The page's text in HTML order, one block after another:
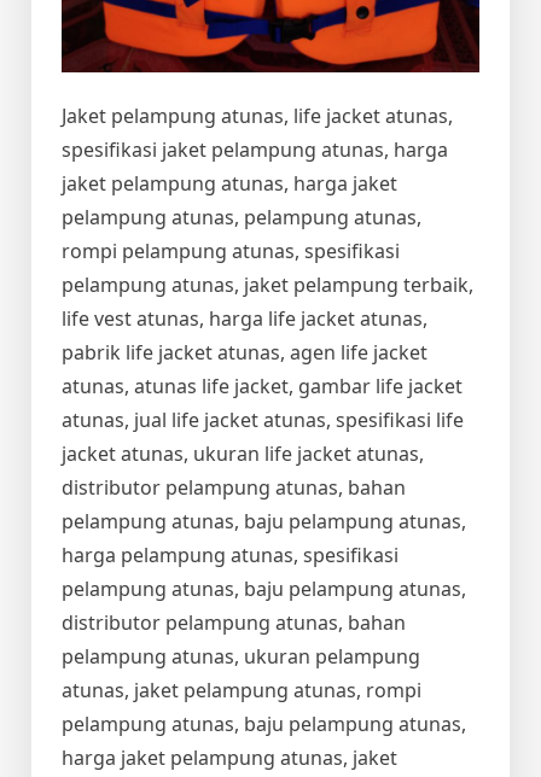
Jaket pelampung atunas, life jacket atunas,
spesifikasi jaket pelampung atunas, harga
jaket pelampung atunas, harga jaket
pelampung atunas, pelampung atunas,
rompi pelampung atunas, spesifikasi
pelampung atunas, jaket pelampung terbaik,
life vest atunas, harga life jacket atunas,
pabrik life jacket atunas, agen life jacket
atunas, atunas life jacket, gambar life jacket
atunas, jual life jacket atunas, spesifikasi life
jacket atunas, ukuran life jacket atunas,
distributor pelampung atunas, bahan
pelampung atunas, baju pelampung atunas,
harga pelampung atunas, spesifikasi
pelampung atunas, baju pelampung atunas,
distributor pelampung atunas, bahan
pelampung atunas, ukuran pelampung
atunas, jaket pelampung atunas, rompi
pelampung atunas, baju pelampung atunas,
harga jaket pelampung atunas, jaket